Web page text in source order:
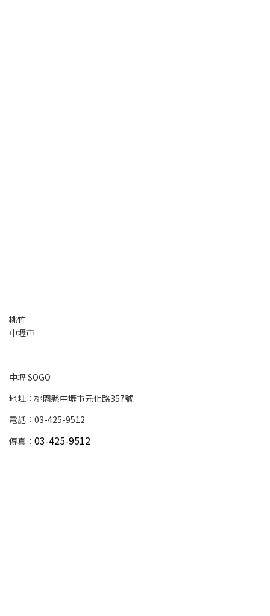
桃竹
中壢市
中壢 SOGO
地址：桃園縣中壢市元化路357號
電話：03-425-9512
傳真： 03-425-9512